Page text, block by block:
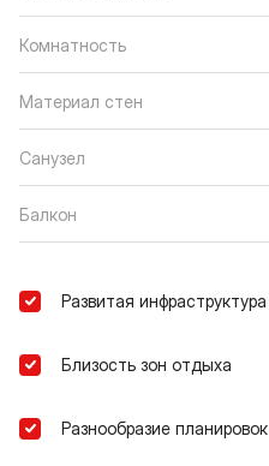
Комнатность
Материал стен
Санузел
Балкон
Развитая инфраструктура
Близость зон отдыха
Разнообразие планировок